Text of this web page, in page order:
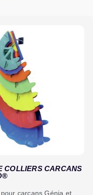
CARCANS
carcans Génia et